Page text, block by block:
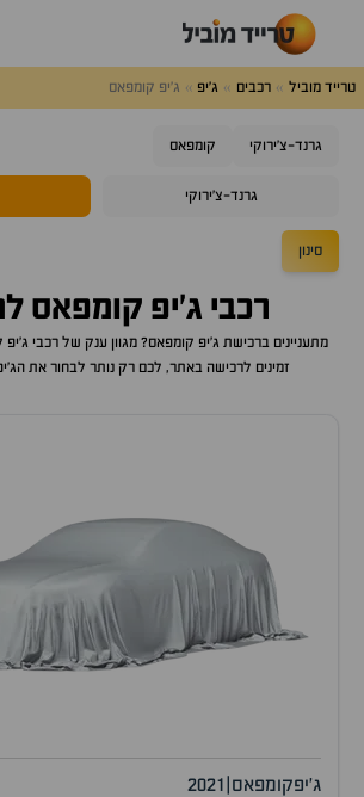
טרייד מוביל רכבים ג'יפ ג'יפ קומפאס
גרנד-צ'ירוקי קומפאס
גרנד-צ'ירוקי
סינון
רכבי ג'יפ קומפאס
מתעניינים ברכישת ג'יפ קומפאס? מגוון ענק של רכבי ג'יפ
זמינים לרכישה באתר, לכם רק נותר לבחור את ה
ג'יפקומפאס 2021